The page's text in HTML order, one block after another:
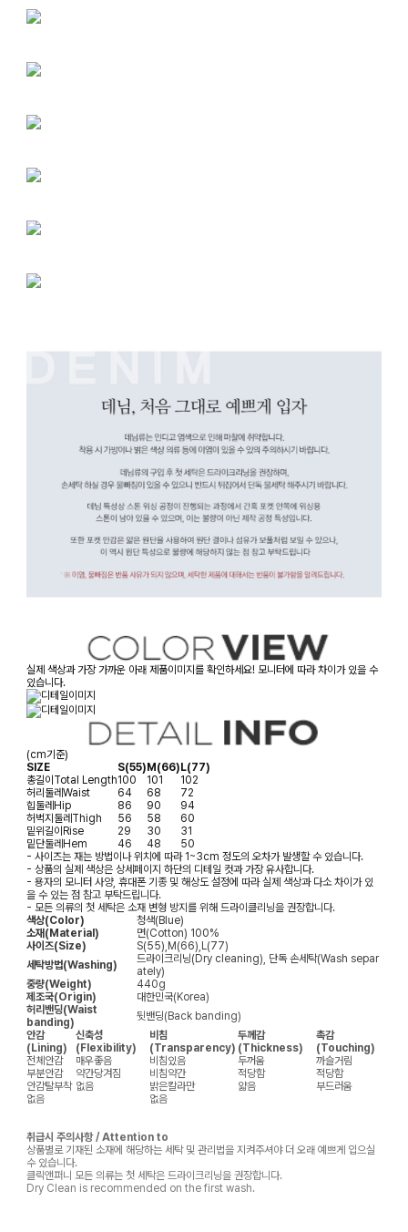
실제 색상과 가장 가까운 아래 제품이미지를 확인하세요! 모니터에 따라 차이가 있을 수
있습니다.
(cm기준)
SIZE
S(55) M(66) L(77)
총길이 Total Length100 101
102
허리둘레 Waist 64 68
72
힙둘레 Hip 86 90
94
허벅지둘레 Thigh 56 58
60
밑위길이 Rise 29 30
31
밑단둘레 Hem 46 48
50
- 사이즈는 재는 방법이나 위치에 따라 1~3cm 정도의 오차가 발생할 수 있습니다.
- 상품의 실제 색상은 상세페이지 하단의 디테일 컷과 가장 유사합니다.
- 용자의 모니터 사양, 휴대폰 기종 및 해상도 설정에 따라 실제 색상과 다소 차이가 있
을 수 있는 점 참고 부탁드립니다.
- 모든 의류의 첫 세탁은 소재 변형 방지를 위해 드라이클리닝을 권장합니다.
색상(Color)
청색(Blue)
소재(Material)
면(Cotton) 100%
사이즈(Size)
S(55),M(66),L(77)
세탁방법(Washing)
드라이크리닝(Dry cleaning), 단독 손세탁(Wash separ
ately)
중량(Weight)
440g
제조국(Origin)
대한민국(Korea)
허리밴딩(Waist
banding)
뒷밴딩(Back banding)
안감
(Lining)
신축성
(Flexibility)
비침
(Transparency)
두께감
(Thickness)
촉감
(Touching)
전체안감
매우좋음 비침있음 두꺼움
까슬거림
부분안감
약간당겨짐 비침약간 적당함
적당함
안감탈부착 없음 밝은칼라만 얇음
부드러움
없음
없음
취급시 주의사항 / Attention to
상품별로 기재된 소재에 해당하는 세탁 및 관리법을 지켜주셔야 더 오래 예쁘게 입으실
수 있습니다.
클릭앤퍼니 모든 의류는 첫 세탁은 드라이크리닝을 권장합니다.
Dry Clean is recommended on the first wash.